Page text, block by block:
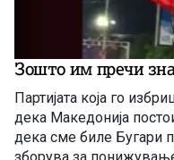
Зошто им пречи
Партијата која го
дека Македонија
дека сме биле Бугари